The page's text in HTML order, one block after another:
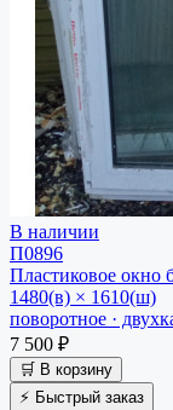
В наличии
П0896
Пластиковое окно
1480(в) × 1610(ш)
поворотное ·
7 500 ₽
🛒 В корзину
⚡ Быстрый заказ